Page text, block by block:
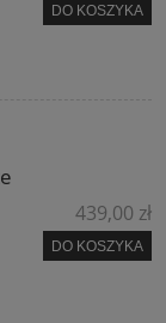
DO KOSZYKA
439,00 zł
DO KOSZYKA